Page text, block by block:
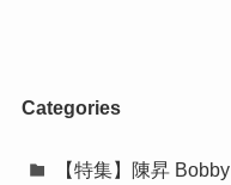
Categories
【特集】陳昇